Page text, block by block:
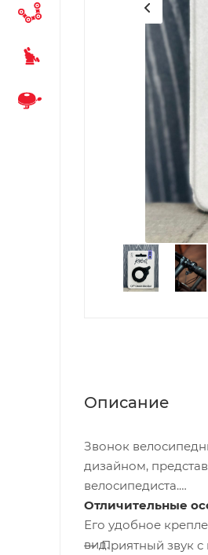
Описание
Звонок
дизайном,
велосипедиста.
Его удобное
вид.
Отличительные
Приятный звук с